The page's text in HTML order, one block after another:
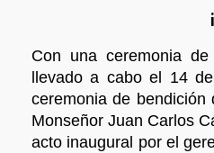
Con una ceremonia
llevado a cabo el 14
ceremonia de
Monseñor Juan Carlos
acto inaugural por el